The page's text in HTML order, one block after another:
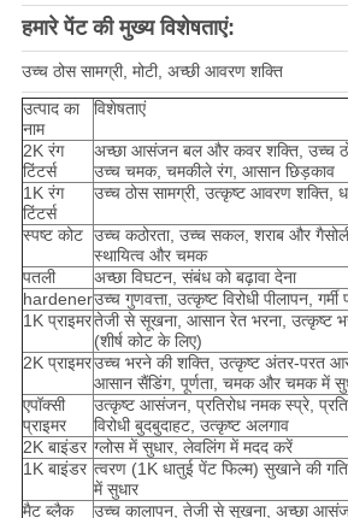
हमारे पेंट की मुख्य विशेषताएं:
उच्च ठोस सामग्री, मोटी, अच्छी आवरण शक्ति
उत्पाद का
नाम
विशेषताएं
2K रंग
टिंटर्स
अच्छा आसंजन बल और कवर शक्ति, उच्च
उच्च चमक, चमकीले रंग, आसान छिड़काव
1K रंग
टिंटर्स
उच्च ठोस सामग्री, उत्कृष्ट आवरण शक्ति,
स्पष्ट कोट उच्च कठोरता, उच्च सकल, शराब और
स्थायित्व और चमक
पतली
अच्छा विघटन, संबंध को बढ़ावा देना
hardenerउच्च गुणवत्ता, उत्कृष्ट विरोधी पीलापन,
1K प्राइमरतेजी से सूखना, आसान रेत भरना, उत्कृष्ट
(शीर्ष कोट के लिए)
2K प्राइमरउच्च भरने की शक्ति, उत्कृष्ट अंतर-परत
आसान सैंडिंग, पूर्णता, चमक और चमक में
एपॉक्सी
प्राइमर
उत्कृष्ट आसंजन, प्रतिरोध नमक स्प्रे,
विरोधी बुदबुदाहट, उत्कृष्ट अलगाव
2K बाइंडर ग्लोस में सुधार, लेवलिंग में मदद करें
1K बाइंडर त्वरण (1K धातुई पेंट फिल्म) सुखाने की
में सुधार
मैट ब्लैक
उच्च कालापन, तेजी से सूखना, अच्छा